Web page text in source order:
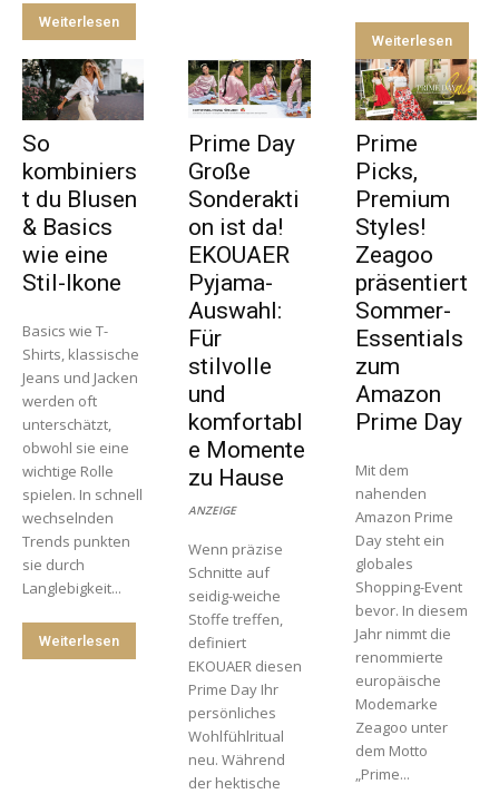
Weiterlesen
Weiterlesen
So
kombiniers
t du Blusen
& Basics
wie eine
Stil-Ikone
Basics wie T-
Shirts, klassische
Jeans und Jacken
werden oft
unterschätzt,
obwohl sie eine
wichtige Rolle
spielen. In schnell
wechselnden
Trends punkten
sie durch
Langlebigkeit...
Weiterlesen
Prime Day
Große
Sonderakti
on ist da!
EKOUAER
Pyjama-
Auswahl:
Für
stilvolle
und
komfortabl
e Momente
zu Hause
ANZEIGE
Wenn präzise
Schnitte auf
seidig-weiche
Stoffe treffen,
definiert
EKOUAER diesen
Prime Day Ihr
persönliches
Wohlfühlritual
neu. Während
der hektische
Prime
Picks,
Premium
Styles!
Zeagoo
präsentiert
Sommer-
Essentials
zum
Amazon
Prime Day
Mit dem
nahenden
Amazon Prime
Day steht ein
globales
Shopping-Event
bevor. In diesem
Jahr nimmt die
renommierte
europäische
Modemarke
Zeagoo unter
dem Motto
„Prime...